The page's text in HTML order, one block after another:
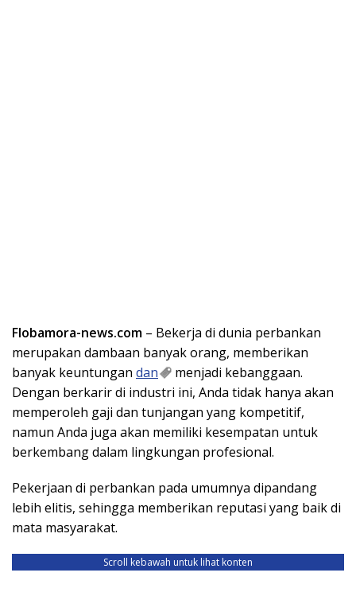
Flobamora-news.com – Bekerja di dunia perbankan
merupakan dambaan banyak orang, memberikan
banyak keuntungan dan
menjadi kebanggaan.
Dengan berkarir di industri ini, Anda tidak hanya akan
memperoleh gaji dan tunjangan yang kompetitif,
namun Anda juga akan memiliki kesempatan untuk
berkembang dalam lingkungan profesional.
Pekerjaan di perbankan pada umumnya dipandang
lebih elitis, sehingga memberikan reputasi yang baik di
mata masyarakat.
Scroll kebawah untuk lihat konten